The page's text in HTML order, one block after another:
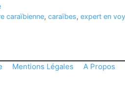
caraïbienne,caraïbes,expert en
Mentions Légales A Propos